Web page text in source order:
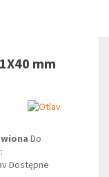
mm
Do
Dostępne